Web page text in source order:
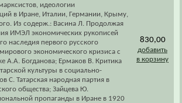
идеологии
в Иране, Италии, Германии, Крыму,
Из содерж.: Васина Л. Продолжая
ИМЭЛ экономических рукописей
наследия первого русского
экономического кризиса с
А.А. Богданова; Ермаков В. Критика
культуры в социально-
С. Татарская народная партия в
общества; Зайцева Ю.
пропаганды в Иране в 1920
830,00
добавить
в корзину